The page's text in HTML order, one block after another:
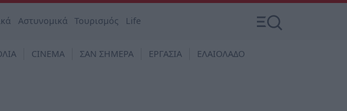
Αστυνομικά Τουρισμός Life
CINEMA ΣΑΝ ΣΗΜΕΡΑ ΕΡΓΑΣΙΑ ΕΛΑΙΟΛΑΔΟ